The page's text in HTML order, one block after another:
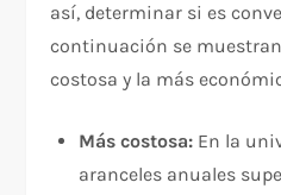
así, determinar si es
continuación se
costosa y la más
Más costosa: En la
aranceles anuales